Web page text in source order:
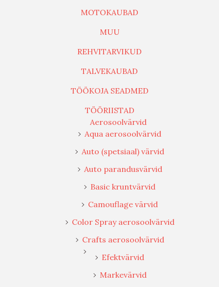
MOTOKAUBAD
MUU
REHVITARVIKUD
TALVEKAUBAD
TÖÖKOJA SEADMED
TÖÖRIISTAD
Aerosoolvärvid
Aqua aerosoolvärvid
Auto (spetsiaal) värvid
Auto parandusvärvid
Basic kruntvärvid
Camouflage värvid
Color Spray aerosoolvärvid
Crafts aerosoolvärvid
Efektvärvid
Markevärvid